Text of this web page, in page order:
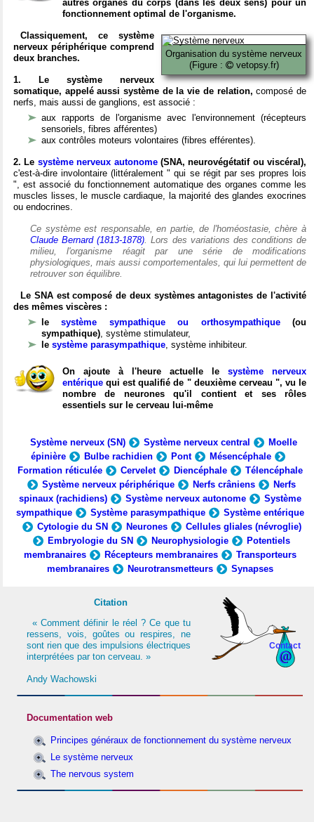
autres organes du corps (dans les deux sens) pour un
fonctionnement optimal de l'organisme.
Organisation du système nerveux
(Figure :
vetopsy.fr)
Classiquement, ce système
nerveux périphérique comprend
deux branches.
1. Le système nerveux
somatique, appelé aussi système de la vie de relation, composé de
nerfs, mais aussi de ganglions, est associé :
aux rapports de l'organisme avec l'environnement (récepteurs
sensoriels, fibres afférentes)
aux contrôles moteurs volontaires (fibres efférentes).
2. Le système nerveux autonome(SNA, neurovégétatif ou viscéral),
c'est-à-dire involontaire (littéralement " qui se régit par ses propres lois
", est associé du fonctionnement automatique des organes comme les
muscles lisses, le muscle cardiaque, la majorité des glandes exocrines
ou endocrines.
Ce système est responsable, en partie, de l'homéostasie, chère à
Claude Bernard (1813-1878). Lors des variations des conditions de
milieu, l'organisme réagit par une série de modifications
physiologiques, mais aussi comportementales, qui lui permettent de
retrouver son équilibre.
Le SNA est composé de deux systèmes antagonistes de l'activité
des mêmes viscères :
lesystème sympathique ou orthosympathique(ou
sympathique), système stimulateur,
le système parasympathique, système inhibiteur.
On ajoute à l'heure actuelle le système nerveux
entérique qui est qualifié de " deuxième cerveau ", vu le
nombre de neurones qu'il contient et ses rôles
essentiels sur le cerveau lui-même
Système nerveux (SN) Système nerveux central
Moelle
épinière
Bulbe rachidien Pont
Mésencéphale
Formation réticulée
Cervelet Diencéphale
Télencéphale
Système nerveux périphérique
Nerfs crâniens
Nerfs
spinaux (rachidiens)
Système nerveux autonome
Système
sympathique
Système parasympathique
Système entérique
Cytologie du SN
Neurones
Cellules gliales (névroglie)
Embryologie du SN
Neurophysiologie
Potentiels
membranaires
Récepteurs membranaires
Transporteurs
membranaires
Neurotransmetteurs Synapses
Contact
Citation
« Comment définir le réel ? Ce que tu
ressens, vois, goûtes ou respires, ne
sont rien que des impulsions électriques
interprétées par ton cerveau. »
Andy Wachowski
Documentation web
Principes généraux de fonctionnement du système nerveux
Le système nerveux
The nervous system